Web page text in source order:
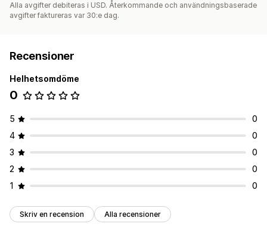
Alla avgifter debiteras i USD. Återkommande och användningsbaserade
avgifter faktureras var 30:e dag.
Recensioner
Helhetsomdöme
0
5
0
4
0
3
0
2
0
1
0
Skriv en recension Alla recensioner